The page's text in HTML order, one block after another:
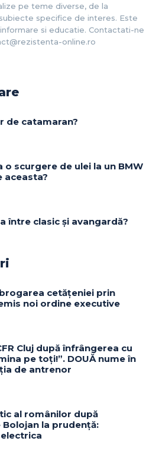
pe teme diverse, de la
specifice de interes. Este
si educatie. Contactati-ne
online.ro
de catamaran?
scurgere de ulei la un BMW
aceasta?
între clasic și avangardă?
cetățeniei prin
noi ordine executive
Cluj după înfrângerea cu
pe toți!”. DOUĂ nume în
de antrenor
al românilor după
la prudență: